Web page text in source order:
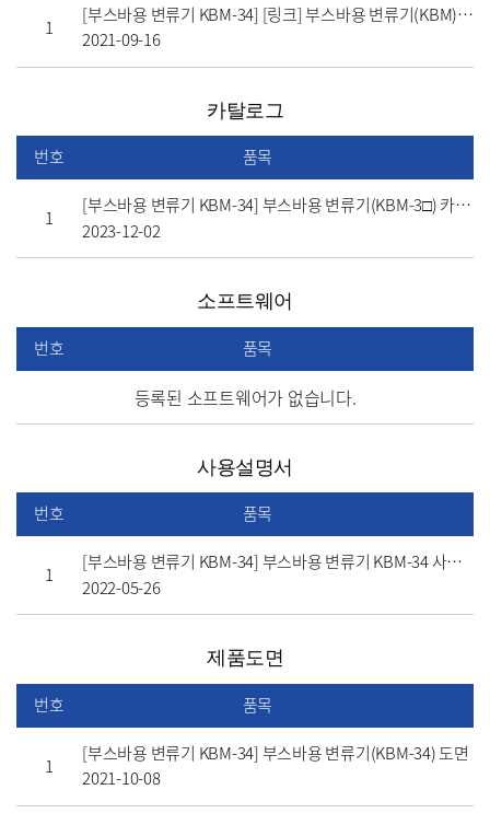
1
[부스바용 변류기 KBM-34] [링크] 부스바용 변류기(KBM) 인증서(KS)
2021-09-16
카탈로그
번호 품목
1
[부스바용 변류기 KBM-34] 부스바용 변류기(KBM-3□) 카탈로그(10th)
2023-12-02
소프트웨어
번호 품목
등록된 소프트웨어가 없습니다.
사용설명서
번호 품목
1
[부스바용 변류기 KBM-34] 부스바용 변류기 KBM-34 사용설명서(링크)
2022-05-26
제품도면
번호 품목
1
[부스바용 변류기 KBM-34] 부스바용 변류기(KBM-34) 도면
2021-10-08